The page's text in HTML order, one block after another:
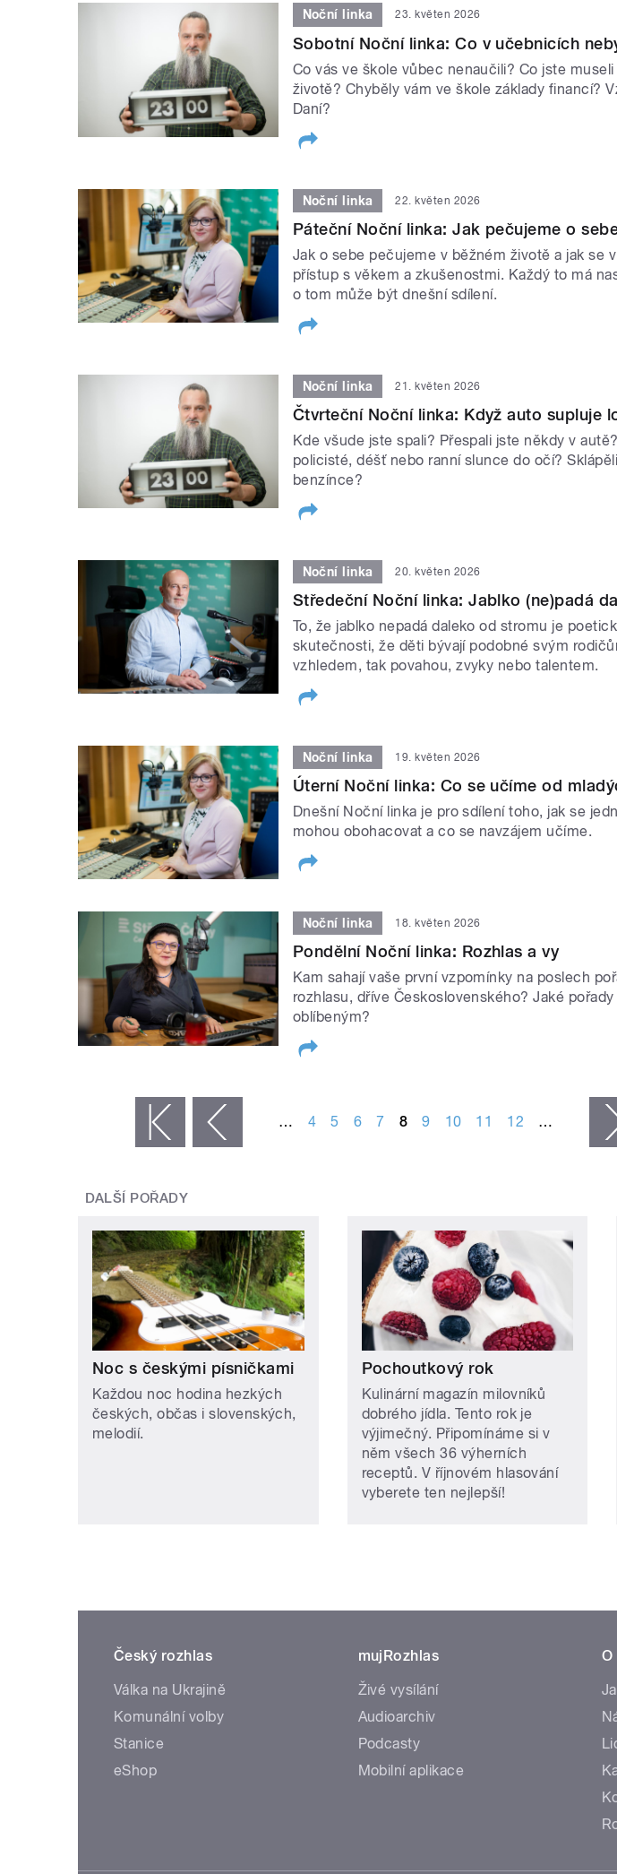
Noční linka 23. květen 2026
Sobotní Noční linka: Co v učebnicích
Co vás ve škole vůbec nenaučili? Co jste
životě? Chyběly vám ve škole základy financí?
Daní?
Noční linka 22. květen 2026
Páteční Noční linka: Jak pečujeme o
Jak o sebe pečujeme v běžném životě a jak se
přístup s věkem a zkušenostmi. Každý to má
o tom může být dnešní sdílení.
Noční linka 21. květen 2026
Čtvrteční Noční linka: Když auto supluje
Kde všude jste spali? Přespali jste někdy v
policisté, déšť nebo ranní slunce do očí?
benzínce?
Noční linka 20. květen 2026
Středeční Noční linka: Jablko (ne)padá
To, že jablko nepadá daleko od stromu je
skutečnosti, že děti bývají podobné svým
vzhledem, tak povahou, zvyky nebo talentem.
Noční linka 19. květen 2026
Úterní Noční linka: Co se učíme od
Dnešní Noční linka je pro sdílení toho, jak se
mohou obohacovat a co se navzájem učíme.
Noční linka 18. květen 2026
Pondělní Noční linka: Rozhlas a vy
Kam sahají vaše první vzpomínky na poslech
rozhlasu, dříve Československého? Jaké
oblíbeným?
‹ předchozí … 4 5 6 7 8 9 10 11 12 …
DALŠÍ POŘADY
Noc s českými písničkami
Každou noc hodina hezkých
českých, občas i slovenských,
melodií.
Pochoutkový rok
Kulinární magazín milovníků
dobrého jídla. Tento rok je
výjimečný. Připomínáme si v
něm všech 36 výherních
receptů. V říjnovém hlasování
vyberete ten nejlepší!
Český rozhlas
Válka na Ukrajině
Komunální volby
Stanice
eShop
mujRozhlas
Živé vysílání
Audioarchiv
Podcasty
Mobilní aplikace
O